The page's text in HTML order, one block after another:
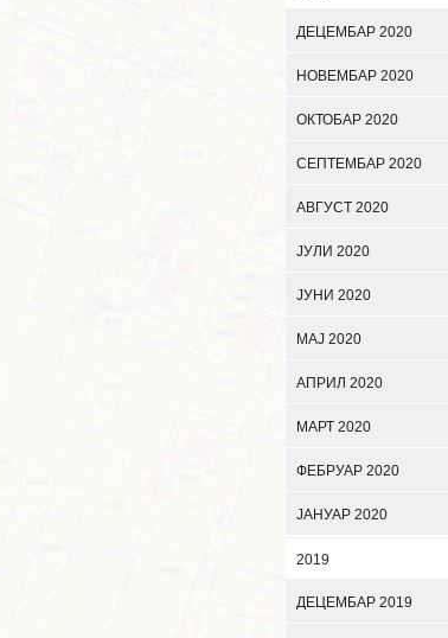
ДЕЦЕМБАР 2020
НОВЕМБАР 2020
ОКТОБАР 2020
СЕПТЕМБАР 2020
АВГУСТ 2020
ЈУЛИ 2020
ЈУНИ 2020
МАЈ 2020
АПРИЛ 2020
МАРТ 2020
ФЕБРУАР 2020
ЈАНУАР 2020
2019
ДЕЦЕМБАР 2019